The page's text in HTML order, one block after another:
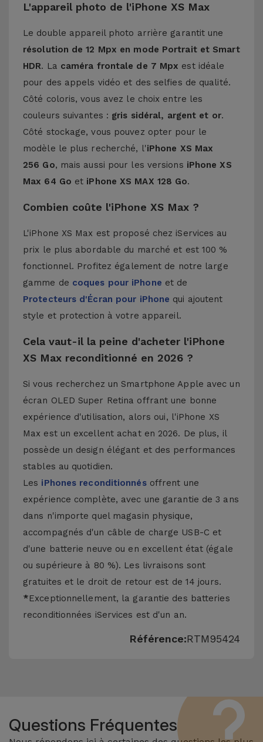
L'appareil photo de l'iPhone XS Max
Le double appareil photo arrière garantit une
résolution de 12 Mpx en mode Portrait et Smart
HDR. La caméra frontale de 7 Mpx est idéale
pour des appels vidéo et des selfies de qualité.
Côté coloris, vous avez le choix entre les
couleurs suivantes : gris sidéral, argent et or.
Côté stockage, vous pouvez opter pour le
modèle le plus recherché, l'iPhone XS Max
256 Go, mais aussi pour les versions iPhone XS
Max 64 Go et iPhone XS MAX 128 Go.
Combien coûte l'iPhone XS Max ?
L'iPhone XS Max est proposé chez iServices au
prix le plus abordable du marché et est 100 %
fonctionnel. Profitez également de notre large
gamme de coques pour iPhone et de
Protecteurs d'Écran pour iPhone qui ajoutent
style et protection à votre appareil.
Cela vaut-il la peine d'acheter l'iPhone
XS Max reconditionné en 2026 ?
Si vous recherchez un Smartphone Apple avec un
écran OLED Super Retina offrant une bonne
expérience d'utilisation, alors oui, l'iPhone XS
Max est un excellent achat en 2026. De plus, il
possède un design élégant et des performances
stables au quotidien.
Les iPhones reconditionnésoffrent une
expérience complète, avec une garantie de 3 ans
dans n'importe quel magasin physique,
accompagnés d'un câble de charge USB-C et
d'une batterie neuve ou en excellent état (égale
ou supérieure à 80 %). Les livraisons sont
gratuites et le droit de retour est de 14 jours.
*Exceptionnellement, la garantie des batteries
reconditionnées iServices est d'un an.
Référence:RTM95424
Questions Fréquentes